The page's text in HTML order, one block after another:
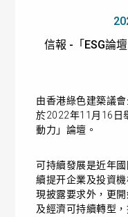
信報 -「ESG論
由香港綠色建築議
於2022年11月16日
動力」論壇。
可持續發展是近年
續提开企業及投資
現披露要求外，更
及經濟可持續轉型